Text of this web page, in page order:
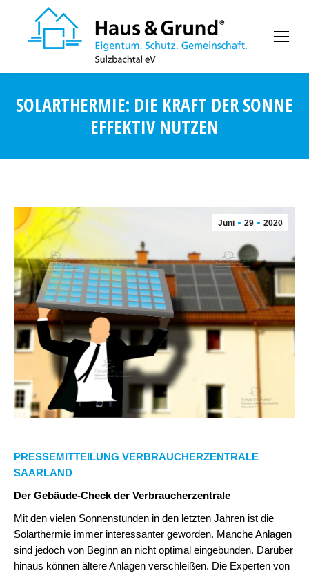
SOLARTHERMIE: DIE KRAFT DER SONNE
EFFEKTIV NUTZEN
Juni 29 2020
PRESSEMITTEILUNG VERBRAUCHERZENTRALE
SAARLAND
Der Gebäude-Check der Verbraucherzentrale
Mit den vielen Sonnenstunden in den letzten Jahren ist die
Solarthermie immer interessanter geworden. Manche Anlagen
sind jedoch von Beginn an nicht optimal eingebunden. Darüber
hinaus können ältere Anlagen verschleißen. Die Experten von